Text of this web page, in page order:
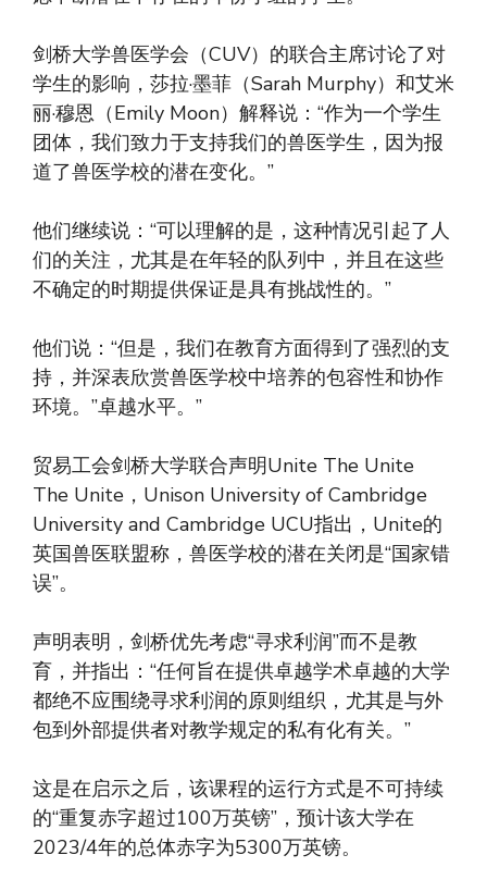
剑桥大学兽医学会（CUV）的联合主席讨论了对
学生的影响，莎拉·墨菲（Sarah Murphy）和艾米
丽·穆恩（Emily Moon）解释说：“作为一个学生
团体，我们致力于支持我们的兽医学生，因为报
道了兽医学校的潜在变化。”
他们继续说：“可以理解的是，这种情况引起了人
们的关注，尤其是在年轻的队列中，并且在这些
不确定的时期提供保证是具有挑战性的。”
他们说：“但是，我们在教育方面得到了强烈的支
持，并深表欣赏兽医学校中培养的包容性和协作
环境。”卓越水平。”
贸易工会剑桥大学联合声明Unite The Unite
The Unite，Unison University of Cambridge
University and Cambridge UCU指出，Unite的
英国兽医联盟称，兽医学校的潜在关闭是“国家错
误”。
声明表明，剑桥优先考虑“寻求利润”而不是教
育，并指出：“任何旨在提供卓越学术卓越的大学
都绝不应围绕寻求利润的原则组织，尤其是与外
包到外部提供者对教学规定的私有化有关。”
这是在启示之后，该课程的运行方式是不可持续
的“重复赤字超过100万英镑”，预计该大学在
2023/4年的总体赤字为5300万英镑。